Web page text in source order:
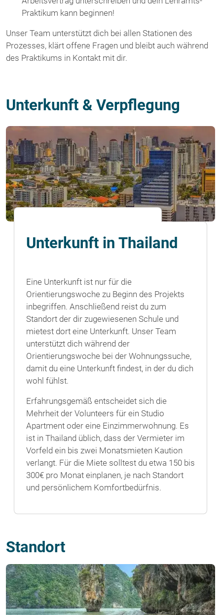
Praktikum kann beginnen!
Unser Team unterstützt dich bei allen Stationen des
Prozesses, klärt offene Fragen und bleibt auch während
des Praktikums in Kontakt mit dir.
Unterkunft & Verpflegung
Unterkunft in Thailand
Eine Unterkunft ist nur für die
Orientierungswoche zu Beginn des Projekts
inbegriffen. Anschließend reist du zum
Standort der dir zugewiesenen Schule und
mietest dort eine Unterkunft. Unser Team
unterstützt dich während der
Orientierungswoche bei der Wohnungssuche,
damit du eine Unterkunft findest, in der du dich
wohl fühlst.
Erfahrungsgemäß entscheidet sich die
Mehrheit der Volunteers für ein Studio
Apartment oder eine Einzimmerwohnung. Es
ist in Thailand üblich, dass der Vermieter im
Vorfeld ein bis zwei Monatsmieten Kaution
verlangt. Für die Miete solltest du etwa 150 bis
300€ pro Monat einplanen, je nach Standort
und persönlichem Komfortbedürfnis.
Standort